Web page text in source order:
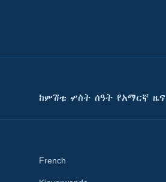
ከምሽቱ ሦስት ሰዓት የአማርኛ ዜና
French